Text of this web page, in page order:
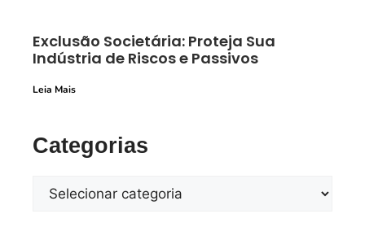
Exclusão Societária: Proteja Sua
Indústria de Riscos e Passivos
Leia Mais
Categorias